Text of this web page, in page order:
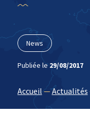
News
Publiée le 29/08/2017
Accueil —Actualités